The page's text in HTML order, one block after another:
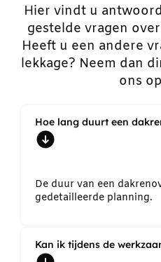
Hier vindt u
gestelde vragen
Heeft u een andere
lekkage? Neem dan
ons
Hoe lang duurt een
De duur van een
gedetailleerde planning.
Kan ik tijdens de